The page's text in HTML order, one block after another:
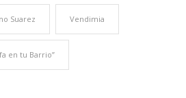
Suarez Vendimia
en tu Barrio”